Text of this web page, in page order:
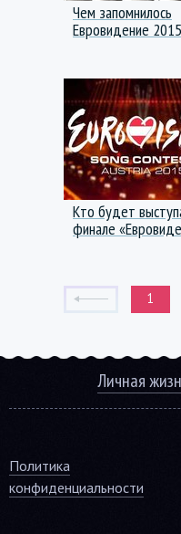
Чем запомнилось
Евровидение 2015
Кто будет
финале
1
Личная
Политика
конфиденциальности